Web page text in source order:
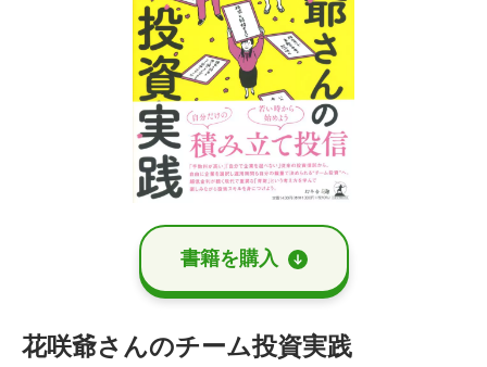
書籍を購⼊
花咲爺さんのチーム投資実践